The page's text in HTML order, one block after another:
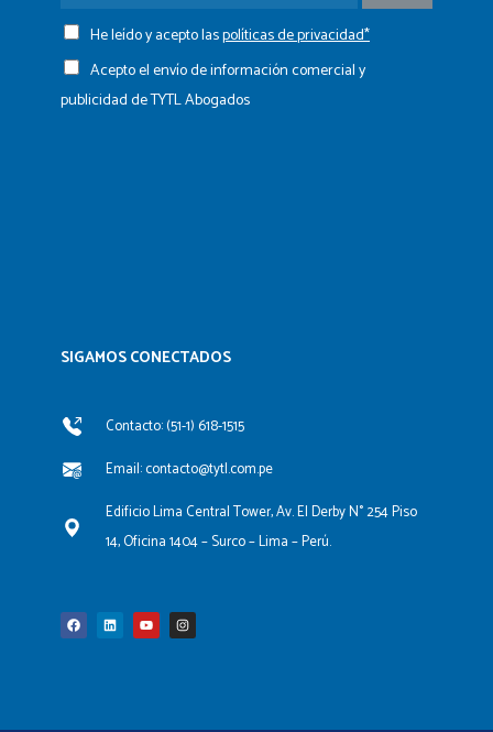
He leído y acepto laspolíticas de privacidad*
Acepto el envío de información comercial y
publicidad de TYTL Abogados
SIGAMOS CONECTADOS​
Contacto: (51-1) 618-1515
Email: contacto@tytl.com.pe
Edificio Lima Central Tower, Av. El Derby N° 254 Piso
14, Oficina 1404 – Surco – Lima – Perú.
c
e
b
k
e
u
t
u
s
t
a